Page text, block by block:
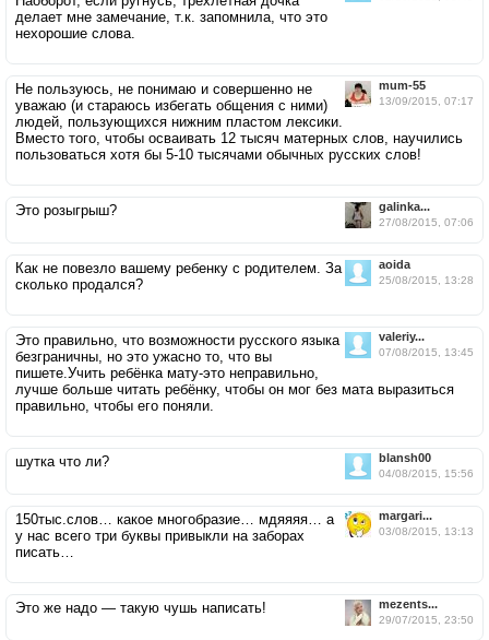
делает мне замечание, т.к. запомнила, что это
нехорошие слова.
mum-55
13/09/2015, 07:17
Не пользуюсь, не понимаю и совершенно не
уважаю (и стараюсь избегать общения с ними)
людей, пользующихся нижним пластом лексики.
Вместо того, чтобы осваивать 12 тысяч матерных слов, научились
пользоваться хотя бы 5-10 тысячами обычных русских слов!
galinka...
27/08/2015, 07:06
Это розыгрыш?
aoida
25/08/2015, 13:28
Как не повезло вашему ребенку с родителем. За
сколько продался?
valeriy...
07/08/2015, 13:45
Это правильно, что возможности русского языка
безграничны, но это ужасно то, что вы
пишете.Учить ребёнка мату-это неправильно,
лучше больше читать ребёнку, чтобы он мог без мата выразиться
правильно, чтобы его поняли.
blansh00
04/08/2015, 15:56
шутка что ли?
margari...
03/08/2015, 13:13
150тыс.слов… какое многобразие… мдяяяя… а
у нас всего три буквы привыкли на заборах
писать…
mezents...
29/07/2015, 23:50
Это же надо — такую чушь написать!